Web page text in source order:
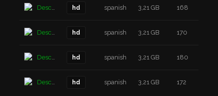
Descarga hd spanish 3,21 GB 168
Descarga hd spanish 3,21 GB 170
Descarga hd spanish 3,21 GB 180
Descarga hd spanish 3,21 GB 172